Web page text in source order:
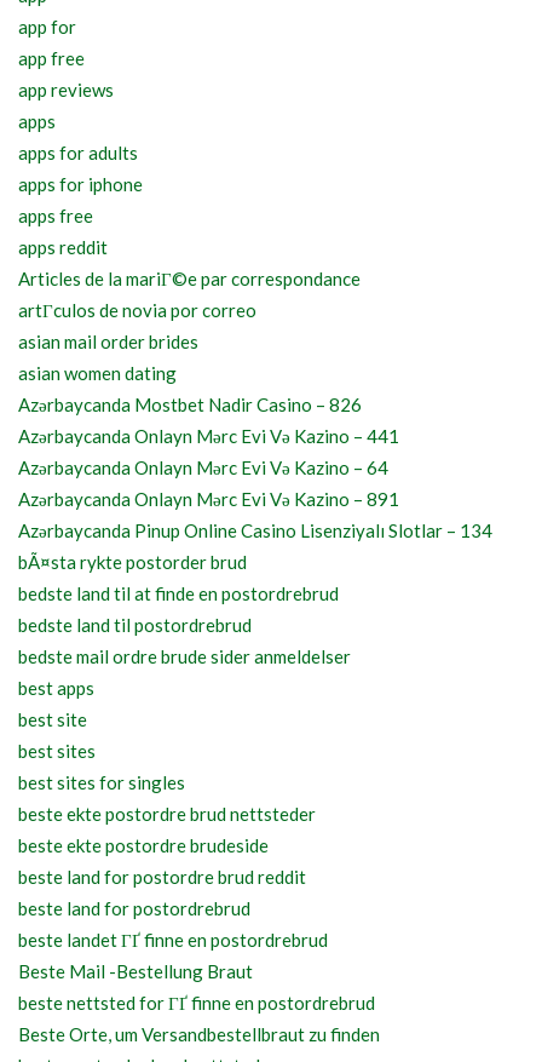
app for
app free
app reviews
apps
apps for adults
apps for iphone
apps free
apps reddit
Articles de la mariГ©e par correspondance
artГ­culos de novia por correo
asian mail order brides
asian women dating
Azərbaycanda Mostbet Nadir Casino – 826
Azərbaycanda Onlayn Mərc Evi Və Kazino – 441
Azərbaycanda Onlayn Mərc Evi Və Kazino – 64
Azərbaycanda Onlayn Mərc Evi Və Kazino – 891
Azərbaycanda Pinup Online Casino Lisenziyalı Slotlar – 134
bÃ¤sta rykte postorder brud
bedste land til at finde en postordrebrud
bedste land til postordrebrud
bedste mail ordre brude sider anmeldelser
best apps
best site
best sites
best sites for singles
beste ekte postordre brud nettsteder
beste ekte postordre brudeside
beste land for postordre brud reddit
beste land for postordrebrud
beste landet ГҐ finne en postordrebrud
Beste Mail -Bestellung Braut
beste nettsted for ГҐ finne en postordrebrud
Beste Orte, um Versandbestellbraut zu finden